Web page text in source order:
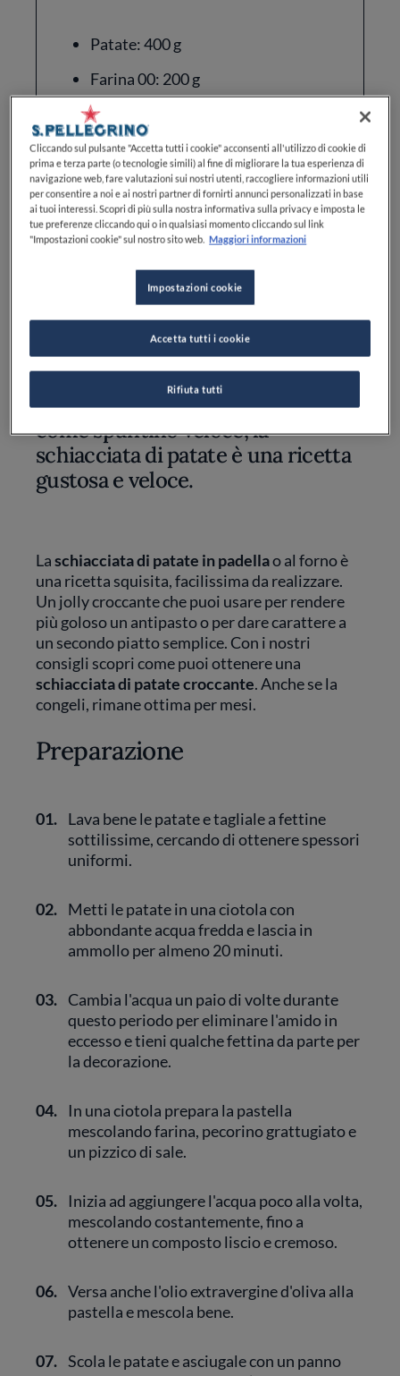
Patate: 400 g
Farina 00: 200 g
Olio Extravergine di Oliva: 4
cucchiai
Acqua: 300 ml
Pecorino: 50 g
Sale: q.b.
Rosmarino: q.b.
Perfetta come antipasto ma anche
come spuntino veloce, la
schiacciata di patate è una ricetta
gustosa e veloce.
Laschiacciata di patate in padellao al forno è
una ricetta squisita, facilissima da realizzare.
Un jolly croccante che puoi usare per rendere
più goloso un antipasto o per dare carattere a
un secondo piatto semplice. Con i nostri
consigli scopri come puoi ottenere una
schiacciata di patate croccante. Anche se la
congeli, rimane ottima per mesi.
Preparazione
01. Lava bene le patate e tagliale a fettine
sottilissime, cercando di ottenere spessori
uniformi.
02. Metti le patate in una ciotola con
abbondante acqua fredda e lascia in
ammollo per almeno 20 minuti.
03. Cambia l'acqua un paio di volte durante
questo periodo per eliminare l'amido in
eccesso e tieni qualche fettina da parte per
la decorazione.
04.
In una ciotola prepara la pastella
mescolando farina, pecorino grattugiato e
un pizzico di sale.
05.
Inizia ad aggiungere l'acqua poco alla volta,
mescolando costantemente, fino a
ottenere un composto liscio e cremoso.
06. Versa anche l'olio extravergine d'oliva alla
pastella e mescola bene.
07. Scola le patate e asciugale con un panno
Cliccando sul pulsante "Accetta tutti i cookie" acconsenti all'utilizzo di cookie di
prima e terza parte (o tecnologie simili) al fine di migliorare la tua esperienza di
navigazione web, fare valutazioni sui nostri utenti, raccogliere informazioni utili
per consentire a noi e ai nostri partner di fornirti annunci personalizzati in base
ai tuoi interessi. Scopri di più sulla nostra informativa sulla privacy e imposta le
tue preferenze cliccando qui o in qualsiasi momento cliccando sul link
"Impostazioni cookie" sul nostro sito web. Maggiori informazioni
Impostazioni cookie
Rifiuta tutti
Accetta tutti i cookie